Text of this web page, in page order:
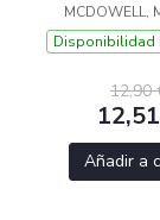
MCDOWELL,
Disponibilidad
12,90
Añadir a